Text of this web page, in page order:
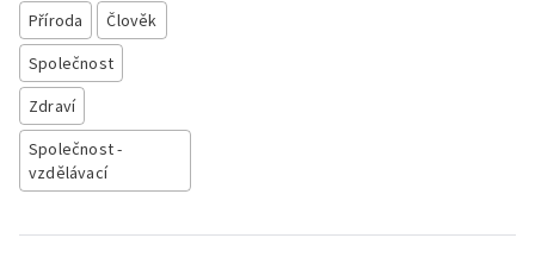
Příroda
Člověk
Společnost
Zdraví
Společnost -
vzdělávací